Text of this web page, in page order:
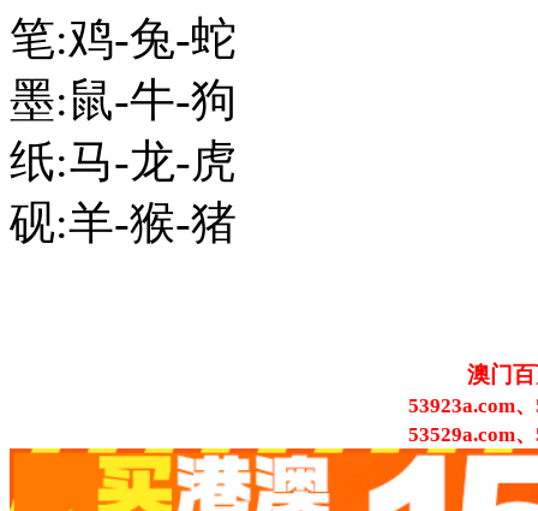
笔:鸡-兔-蛇
墨:鼠-牛-狗
纸:马-龙-虎
砚:羊-猴-猪
澳门
53923a.com
53529a.com